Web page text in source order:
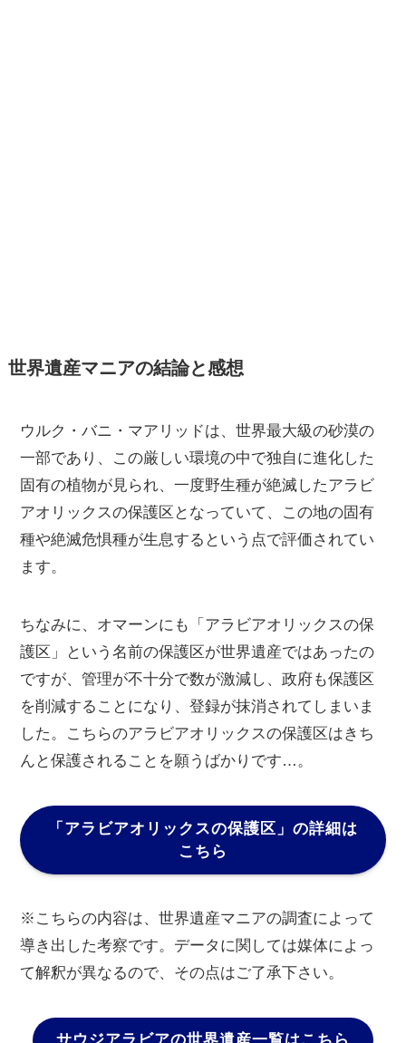
世界遺産マニアの結論と感想
ウルク・バニ・マアリッドは、世界最大級の砂漠の
一部であり、この厳しい環境の中で独自に進化した
固有の植物が見られ、一度野生種が絶滅したアラビ
アオリックスの保護区となっていて、この地の固有
種や絶滅危惧種が生息するという点で評価されてい
ます。
ちなみに、オマーンにも「アラビアオリックスの保
護区」という名前の保護区が世界遺産ではあったの
ですが、管理が不十分で数が激減し、政府も保護区
を削減することになり、登録が抹消されてしまいま
した。こちらのアラビアオリックスの保護区はきち
んと保護されることを願うばかりです…。
「アラビアオリックスの保護区」の詳細は
こちら
※こちらの内容は、世界遺産マニアの調査によって
導き出した考察です。データに関しては媒体によっ
て解釈が異なるので、その点はご了承下さい。